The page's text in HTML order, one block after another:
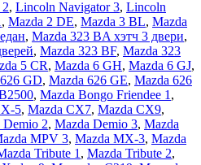
, Lincoln Navigator 3, Lincoln
, Mazda 2 DE, Mazda 3 BL, Mazda
, Mazda 323 BA хэтч 3 двери,
, Mazda 323 BF, Mazda 323
5 CR, Mazda 6 GH, Mazda 6 GJ,
GD, Mazda 626 GE, Mazda 626
, Mazda Bongo Friendee 1 ,
5, Mazda CX7, Mazda CX9,
Demio 2, Mazda Demio 3, Mazda
MPV 3, Mazda MX-3, Mazda
Tribute 1 , Mazda Tribute 2,